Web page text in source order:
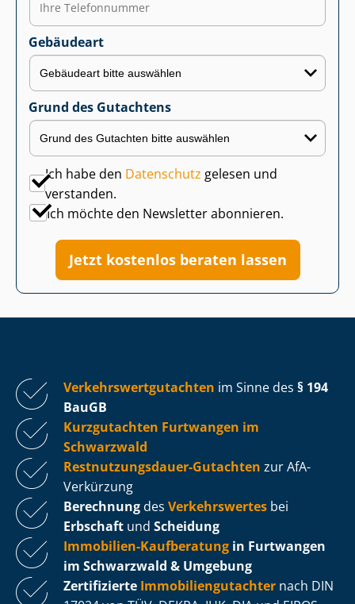
Gebäudeart
Grund des Gutachtens
Ich habe den Datenschutz gelesen und
verstanden.
Ich möchte den Newsletter abonnieren.
Jetzt kostenlos beraten lassen
Ver­kehrs­wert­gut­ach­ten im Sinne des § 194
BauGB
Kurzgutachten Furtwangen im
Schwarzwald
Rest­nut­zungs­dau­er-Gutachten zur AfA-
Verkürzung
Berechnung des Verkehrswertes bei
Erbschaft und Scheidung
Immobilien-Kaufberatung in Furtwangen
im Schwarzwald & Umgebung
Zertifizierte Im­mo­bi­li­en­gut­ach­ter nach DIN